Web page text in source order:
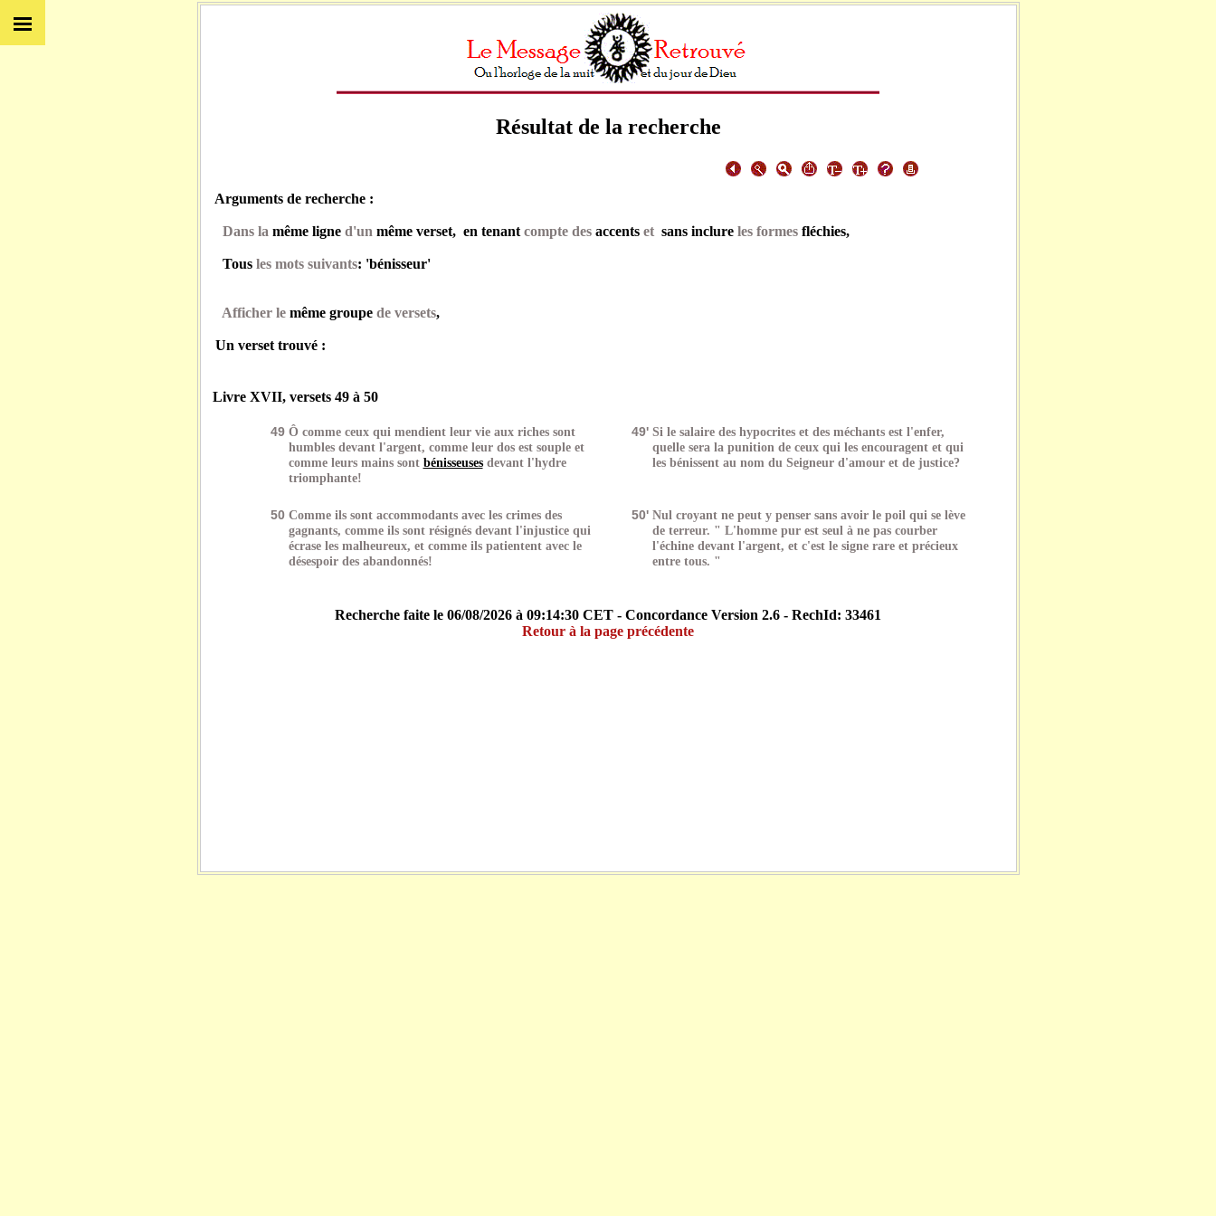
Résultat de la recherche
Arguments de recherche :
Dans la même ligne d'un même verset, en tenantcompte des accents et sans inclureles formes fléchies,
Tous les mots suivants: 'bénisseur'
Afficher le même groupede versets,
Un verset trouvé :
Livre XVII, versets 49 à 50
49 Ô comme ceux qui mendient leur vie aux riches sont
humbles devant l'argent, comme leur dos est souple et
comme leurs mains sont bénisseusesdevant l'hydre
triomphante!
49' Si le salaire des hypocrites et des méchants est l'enfer,
quelle sera la punition de ceux qui les encouragent et qui
les bénissent au nom du Seigneur d'amour et de justice?
50 Comme ils sont accommodants avec les crimes des
gagnants, comme ils sont résignés devant l'injustice qui
écrase les malheureux, et comme ils patientent avec le
désespoir des abandonnés!
50' Nul croyant ne peut y penser sans avoir le poil qui se lève
de terreur. " L'homme pur est seul à ne pas courber
l'échine devant l'argent, et c'est le signe rare et précieux
entre tous. "
Recherche faite le 06/08/2026 à 09:14:30 CET - Concordance Version 2.6 - RechId: 33461
Retour à la page précédente